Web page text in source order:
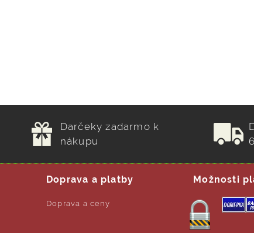
Darčeky zadarmo k
nákupu
Doprava a platby
Doprava a ceny
Možnosti